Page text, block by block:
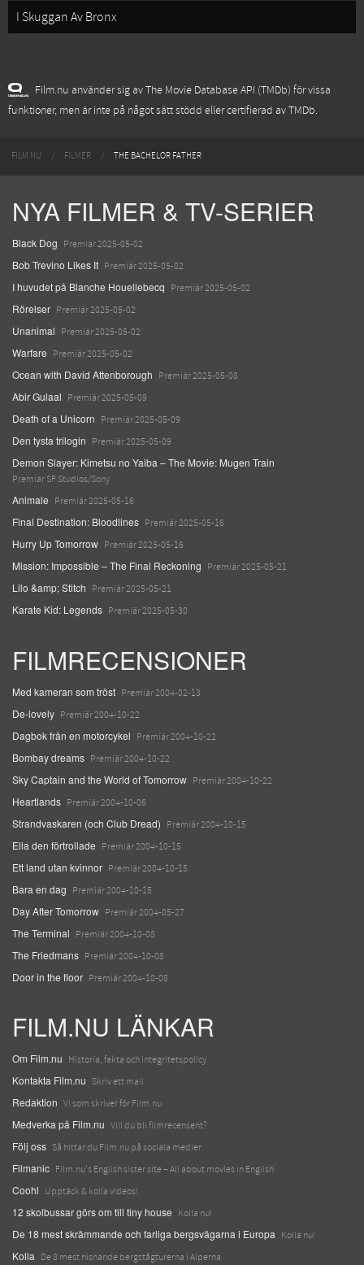
I Skuggan Av Bronx
Film.nu använder sig av The Movie Database API (TMDb) för vissa
funktioner, men är inte på något sätt stödd eller certifierad av TMDb.
FILM.NU FILMER THE BACHELOR FATHER
NYA FILMER & TV-SERIER
Black Dog Premiär 2025-05-02
Bob Trevino Likes It Premiär 2025-05-02
I huvudet på Blanche Houellebecq Premiär 2025-05-02
Rörelser Premiär 2025-05-02
Unanimal Premiär 2025-05-02
Warfare Premiär 2025-05-02
Ocean with David Attenborough Premiär 2025-05-08
Abir Gulaal Premiär 2025-05-09
Death of a Unicorn Premiär 2025-05-09
Den tysta trilogin Premiär 2025-05-09
Demon Slayer: Kimetsu no Yaiba – The Movie: Mugen Train
Premiär SF Studios/Sony
Animale Premiär 2025-05-16
Final Destination: Bloodlines Premiär 2025-05-16
Hurry Up Tomorrow Premiär 2025-05-16
Mission: Impossible – The Final Reckoning Premiär 2025-05-21
Lilo &amp; Stitch Premiär 2025-05-21
Karate Kid: Legends Premiär 2025-05-30
FILMRECENSIONER
Med kameran som tröst Premiär 2004-02-13
De-lovely Premiär 2004-10-22
Dagbok från en motorcykel Premiär 2004-10-22
Bombay dreams Premiär 2004-10-22
Sky Captain and the World of Tomorrow Premiär 2004-10-22
Heartlands Premiär 2004-10-06
Strandvaskaren (och Club Dread) Premiär 2004-10-15
Ella den förtrollade Premiär 2004-10-15
Ett land utan kvinnor Premiär 2004-10-15
Bara en dag Premiär 2004-10-15
Day After Tomorrow Premiär 2004-05-27
The Terminal Premiär 2004-10-08
The Friedmans Premiär 2004-10-08
Door in the floor Premiär 2004-10-08
FILM.NU LÄNKAR
Om Film.nu Historia, fakta och integritetspolicy
Kontakta Film.nu Skriv ett mail
Redaktion Vi som skriver för Film.nu
Medverka på Film.nu Vill du bli filmrecensent?
Följ oss Så hittar du Film.nu på sociala medier
Filmanic Film.nu's English sister site – All about movies in English
Coohl Upptäck & kolla videos!
12 skolbussar görs om till tiny house Kolla nu!
De 18 mest skrämmande och farliga bergsvägarna i Europa Kolla nu!
Kolla De 8 mest hisnande bergstågturerna i Alperna